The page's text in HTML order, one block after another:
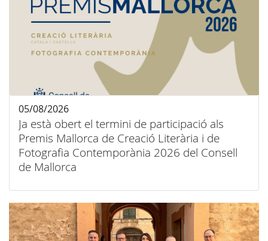
Ja està obert el termini de participació als
Premis Mallorca de Creació Literària i de
Fotografia Contemporània 2026 del Consell
de Mallorca
05/08/2026